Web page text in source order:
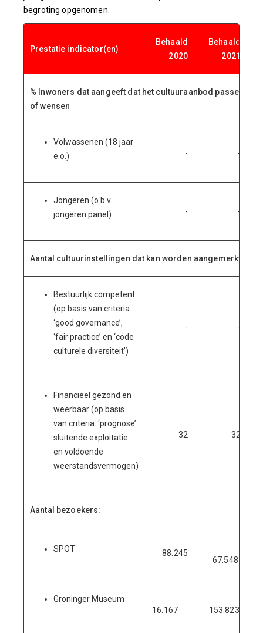
begroting opgenomen.
Prestatie indicator(en)
Behaald
2020
Behaald
2021
% Inwoners dat aangeeft dat het cultuuraanbod passend is
of wensen
Volwassenen (18 jaar
e.o.)
- -
Jongeren (o.b.v.
jongeren panel)
- -
Aantal cultuurinstellingen dat kan worden aangemerkt als:
Bestuurlijk competent
(op basis van criteria:
‘good governance’,
‘fair practice’ en ‘code
culturele diversiteit’)
- -
Financieel gezond en
weerbaar (op basis
van criteria: ‘prognose’
sluitende exploitatie
en voldoende
weerstandsvermogen)
32 32
Aantal bezoekers:
SPOT 88.245
67.548
Groninger Museum
16.167
153.823